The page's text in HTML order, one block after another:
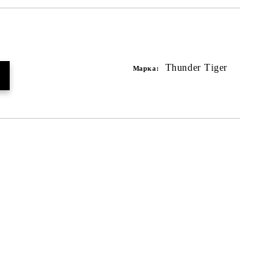
Марка: Thunder Tiger